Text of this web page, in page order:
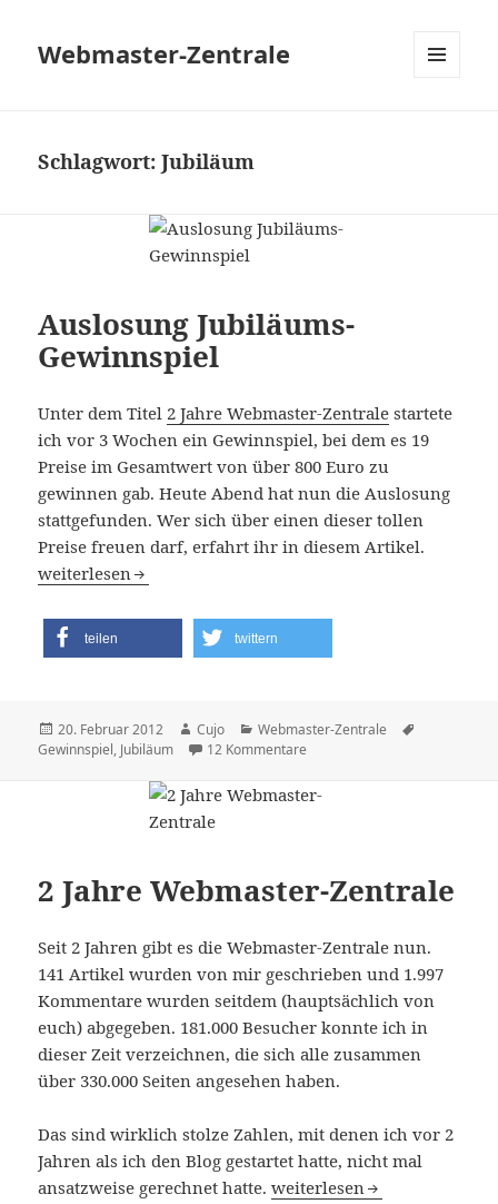
Webmaster-Zentrale
Schlagwort:Jubiläum
Auslosung Jubiläums-
Gewinnspiel
Unter dem Titel 2 Jahre Webmaster-Zentrale startete
ich vor 3 Wochen ein Gewinnspiel, bei dem es 19
Preise im Gesamtwert von über 800 Euro zu
gewinnen gab. Heute Abend hat nun die Auslosung
stattgefunden. Wer sich über einen dieser tollen
Preise freuen darf, erfahrt ihr in diesem Artikel.
Auslosung Jubiläums-Gewinnspiel
weiterlesen
teilen twittern
Veröffentlicht
am
20. Februar 2012 Autor
Cujo Kategorien
Webmaster-Zentrale
Gewinnspiel, Jubiläum 12 Kommentare
2 Jahre Webmaster-Zentrale
Seit 2 Jahren gibt es die Webmaster-Zentrale nun.
141 Artikel wurden von mir geschrieben und 1.997
Kommentare wurden seitdem (hauptsächlich von
euch) abgegeben. 181.000 Besucher konnte ich in
dieser Zeit verzeichnen, die sich alle zusammen
über 330.000 Seiten angesehen haben.
Das sind wirklich stolze Zahlen, mit denen ich vor 2
Jahren als ich den Blog gestartet hatte, nicht mal
ansatzweise gerechnet hatte.2 Jahre Webmaster-Zentrale
weiterlesen